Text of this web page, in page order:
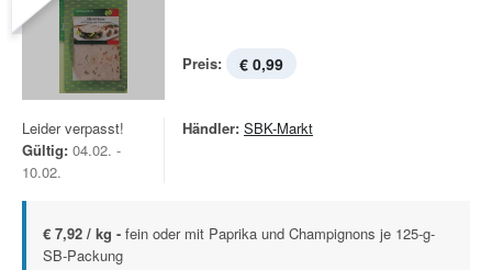
Preis: € 0,99
Leider verpasst!
Gültig: 04.02. -
10.02.
Händler: SBK-Markt
€ 7,92 / kg - fein oder mit Paprika und Champignons je 125-g-
SB-Packung